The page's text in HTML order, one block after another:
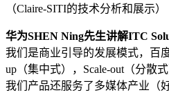
（Claire-SITI的技术分析和展示）
华为SHEN Ning先生讲解ITC
我们是商业引导的发展模式，百
up（集中式），Scale-out（分散
我们产品还服务了多媒体产业（